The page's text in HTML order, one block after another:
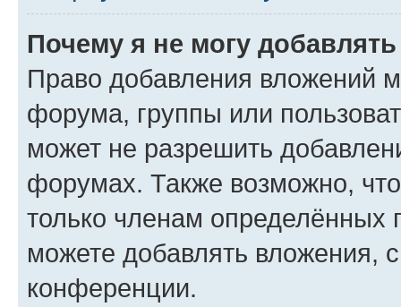
Почему я не могу
Право добавления вложений
форума, группы или
может не разрешить
форумах. Также возможно,
только членам определённых
можете добавлять вложения,
конференции.